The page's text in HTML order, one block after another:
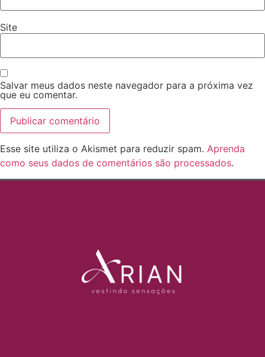
Site
Salvar meus dados neste navegador para a próxima vez
que eu comentar.
Esse site utiliza o Akismet para reduzir spam. Aprenda
como seus dados de comentários são processados.